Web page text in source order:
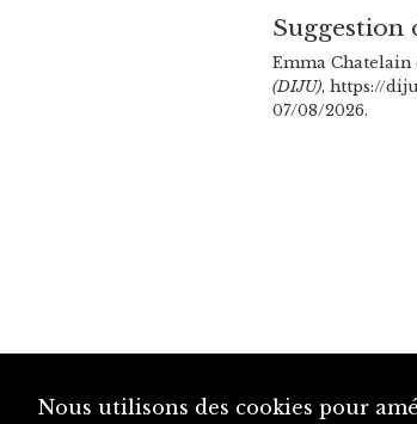
Suggestion
Emma Chatelain
(DIJU), https://
07/08/2026.
Nous utilisons des cookies pour